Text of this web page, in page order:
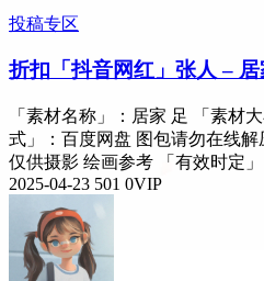
投稿专区
折扣 「抖音网红」张人 –
「素材名称」：居家 足 「素材
式」：百度网盘 图包请勿在线
仅供摄影 绘画参考 「有效时定
2025-04-23 501 0VIP